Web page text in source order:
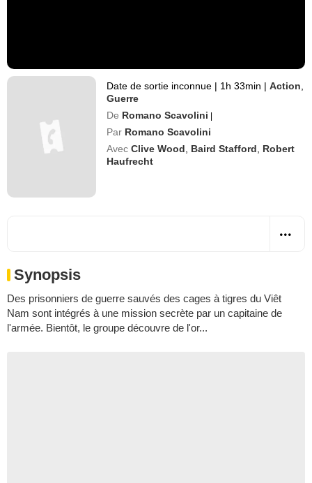
Date de sortie inconnue | 1h 33min | Action
Guerre
De Romano Scavolini |
Par Romano Scavolini
Avec Clive Wood Baird Stafford
Robert
Haufrecht
Synopsis
Des prisonniers de guerre sauvés des cages à tigres du Viêt
Nam sont intégrés à une mission secrète par un capitaine de
l'armée. Bientôt, le groupe découvre de l'or...